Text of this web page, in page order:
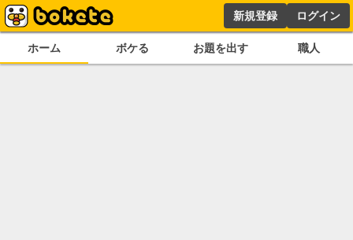
新規登録 ログイン
ホーム ボケる お題を出す 職人